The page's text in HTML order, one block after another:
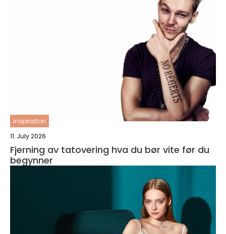
inspiration
11. July 2026
Fjerning av tatovering hva du bør vite før du
begynner